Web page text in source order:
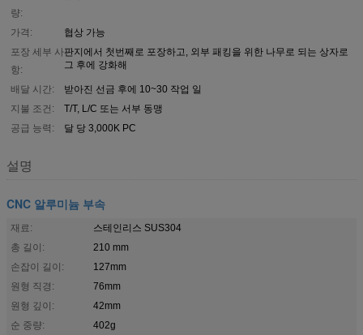
량:
가격:
협상 가능
포장 세부 사
항:
판지에서 첫번째로 포장하고, 외부 패킹을 위한 나무로 되는 상자로
그 후에 강화해
배달 시간:
받아진 선금 후에 10~30 작업 일
지불 조건:
T/T, L/C 또는 서부 동맹
공급 능력:
달 당 3,000K PC
설명
CNC 알루미늄 부속
재료:
스테인리스 SUS304
총 길이:
210 mm
손잡이 길이:
127mm
원형 직경:
76mm
원형 깊이:
42mm
순 중량:
402g